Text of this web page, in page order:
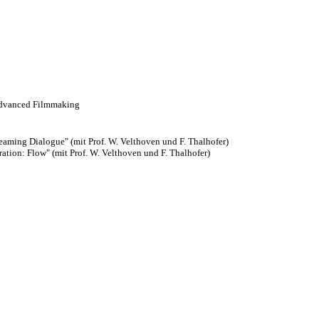
Filmmaking
Dialogue" (mit Prof. W. Velthoven und F. Thalhofer)
Flow" (mit Prof. W. Velthoven und F. Thalhofer)